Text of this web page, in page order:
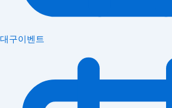
대구이벤트